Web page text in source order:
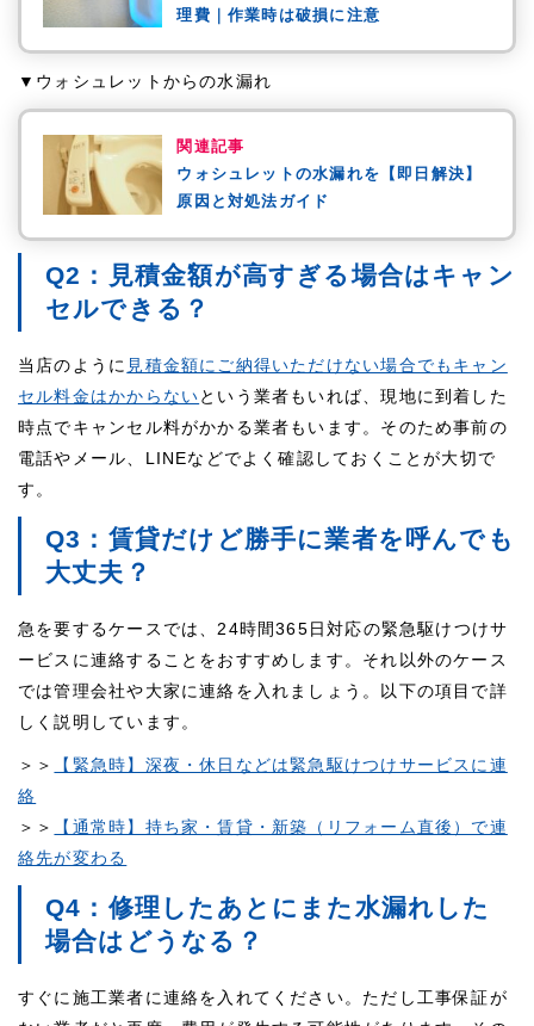
理費｜作業時は破損に注意
▼ウォシュレットからの水漏れ
関連記事
ウォシュレットの水漏れを【即日解決】
原因と対処法ガイド
Q2：見積金額が高すぎる場合はキャン
セルできる？
当店のように 見積金額にご納得いただけない場合でもキャン
セル料金はかからないという業者もいれば、現地に到着した
時点でキャンセル料がかかる業者もいます。そのため事前の
電話やメール、LINEなどでよく確認しておくことが大切で
す。
Q3：賃貸だけど勝手に業者を呼んでも
大丈夫？
急を要するケースでは、24時間365日対応の緊急駆けつけサ
ービスに連絡することをおすすめします。それ以外のケース
では管理会社や大家に連絡を入れましょう。以下の項目で詳
しく説明しています。
＞＞
【緊急時】深夜・休日などは緊急駆けつけサービスに連
絡
＞＞
【通常時】持ち家・賃貸・新築（リフォーム直後）で連
絡先が変わる
Q4：修理したあとにまた水漏れした
場合はどうなる？
すぐに施工業者に連絡を入れてください。ただし工事保証が